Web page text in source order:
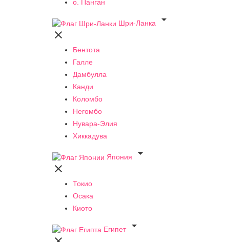
о. Панган
Шри-Ланка


Бентота
Галле
Дамбулла
Канди
Коломбо
Негомбо
Нувара-Элия
Хиккадува
Япония


Токио
Осака
Киото
Египет
